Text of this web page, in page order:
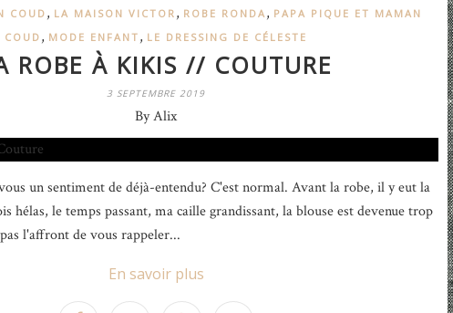
COUD , LA MAISON VICTOR , ROBE RONDA, PAPA PIQUE ET MAMAN
COUD , MODE ENFANT , LE DRESSING DE CÉLESTE
ROBE À KIKIS // COUTURE
3 SEPTEMBRE 2019
By Alix
un sentiment de déjà-entendu? C'est normal. Avant la robe, il y eut la
hélas, le temps passant, ma caille grandissant, la blouse est devenue trop
l'affront de vous rappeler...
En savoir plus